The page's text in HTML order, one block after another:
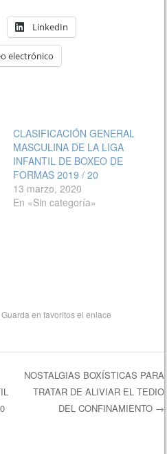
LinkedIn
electrónico
CLASIFICACIÓN GENERAL
MASCULINA DE LA LIGA
INFANTIL DE BOXEO DE
FORMAS 2019 / 20
13 marzo, 2020
En «Sin categoría»
. Guarda en favoritos elenlace
entradas
NOSTALGIAS BOXÍSTICAS PARA
TRATAR DE ALIVIAR EL TEDIO
DEL CONFINAMIENTO →